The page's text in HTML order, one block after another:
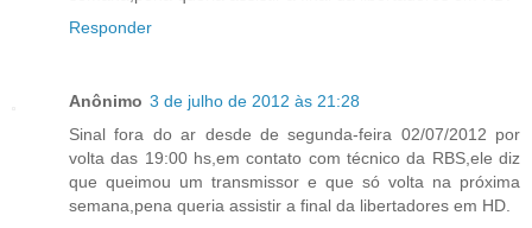
Responder
Anônimo 3 de julho de 2012 às 21:28
Sinal fora do ar desde de segunda-feira 02/07/2012 por
volta das 19:00 hs,em contato com técnico da RBS,ele diz
que queimou um transmissor e que só volta na próxima
semana,pena queria assistir a final da libertadores em HD.